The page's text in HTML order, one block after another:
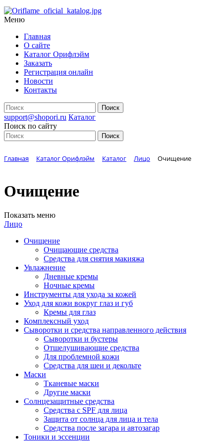
Меню
Главная
О сайте
Каталог Орифлэйм
Заказать
Регистрация онлайн
Новости
Контакты
support@shopori.ru Каталог
Поиск по сайту
Главная Каталог Орифлэйм Каталог Лицо Очищение
Очищение
Показать меню
Лицо
Очищение
Очищающие средства
Средства для снятия макияжа
Увлажнение
Дневные кремы
Ночные кремы
Инструменты для ухода за кожей
Уход для кожи вокруг глаз и губ
Кремы для глаз
Комплексный уход
Сыворотки и средства направленного действия
Сыворотки и бустеры
Отшелушивающие средства
Для проблемной кожи
Средства для шеи и декольте
Маски
Тканевые маски
Другие маски
Солнцезащитные средства
Средства с SPF для лица
Защита от солнца для лица и тела
Средства после загара и автозагар
Тоники и эссенции